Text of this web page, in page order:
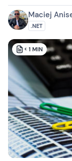
Maciej
.NET
< 1 MIN